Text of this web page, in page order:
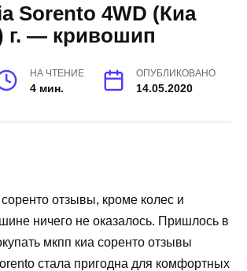
Sorento 4WD (Киа
г. — кривошип
НА ЧТЕНИЕ
4 мин.
ОПУБЛИКОВАНО
14.05.2020
отзывы, кроме колес и
ничего не оказалось. Пришлось в
мкпп киа соренто отзывы
стала пригодна для комфортных